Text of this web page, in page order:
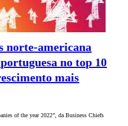
norte-americana
no top 10
mais
of the year 2022”, da Business Chiefs